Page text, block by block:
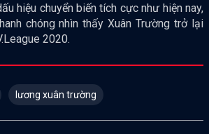
hiệu chuyển biến tích cực như hiện nay,
chóng nhìn thấy Xuân Trường trở lại
2020.
lương xuân trường